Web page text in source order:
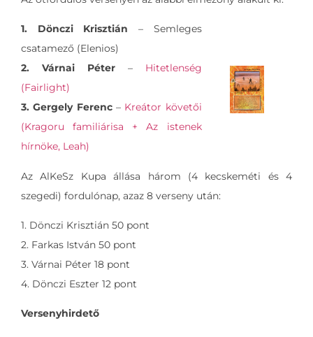
1. Dönczi Krisztián – Semleges
csatamező (Elenios)
2. Várnai Péter – Hitetlenség
(Fairlight)
3. Gergely Ferenc– Kreátor követői
(Kragoru familiárisa + Az istenek
hírnöke, Leah)
Az AlKeSz Kupa állása három (4 kecskeméti és 4
szegedi) fordulónap, azaz 8 verseny után:
1. Dönczi Krisztián 50 pont
2. Farkas István 50 pont
3. Várnai Péter 18 pont
4. Dönczi Eszter 12 pont
Versenyhirdető